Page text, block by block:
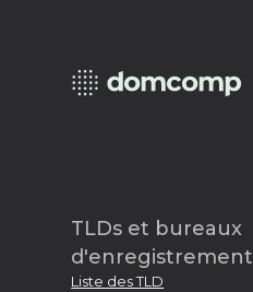
TLDs et bureaux
d'enregistrement
Liste des TLD